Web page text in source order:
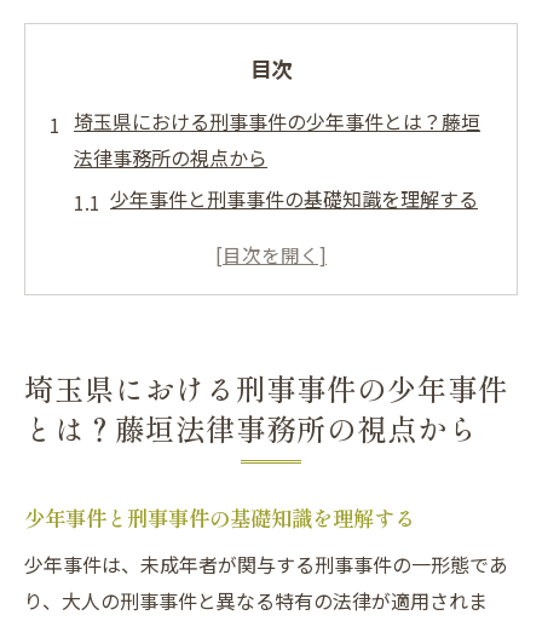
目次
埼玉県における刑事事件の少年事件とは？藤垣
法律事務所の視点から
少年事件と刑事事件の基礎知識を理解する
埼玉県の少年事件の現状と課題について
少年事件の特異性とその法律的解決策
埼玉県における刑事事件の歴史的背景
年事件の本質
刑事事件における迅速な対応の必要性
藤垣法律事務所の対応戦略とは
埼玉県における刑事事件の少年事件
とは？藤垣法律事務所の視点から
少年事件と刑事事件の基礎知識を理解する
少年事件は、未成年者が関与する刑事事件の一形態であ
り、大人の刑事事件と異なる特有の法律が適用されま